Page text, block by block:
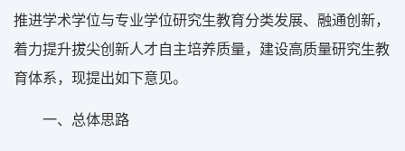
推进学术学位与专业学位研究生教育分类发展、融通创新，
着力提升拔尖创新人才自主培养质量，建设高质量研究生教
育体系，现提出如下意见。
一、总体思路